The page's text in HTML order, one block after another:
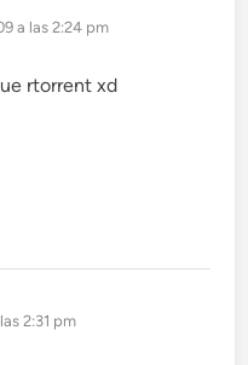
a las 2:24 pm
rtorrent xd
2:31 pm